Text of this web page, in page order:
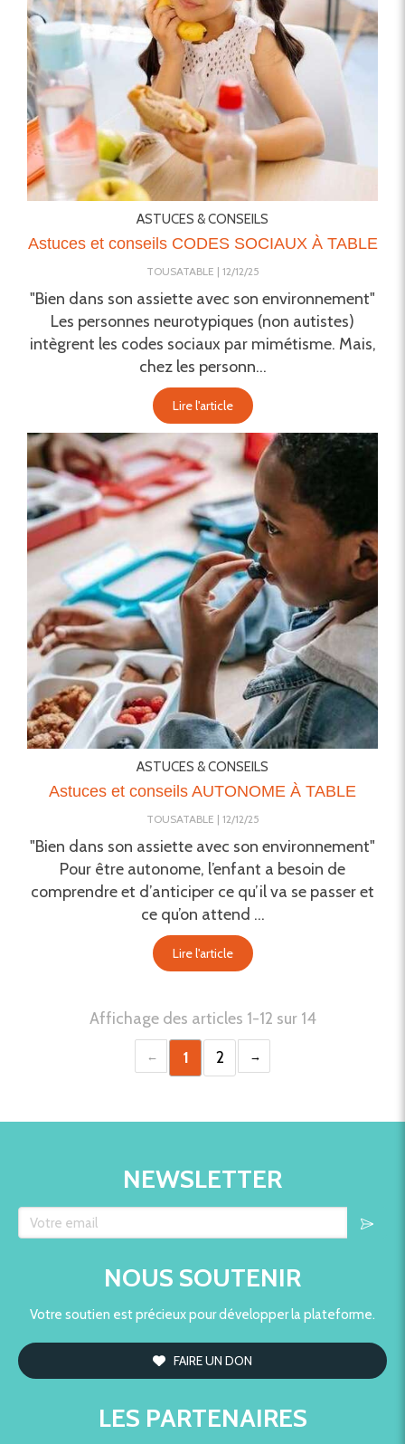
ASTUCES & CONSEILS
Astuces et conseils CODES SOCIAUX À TABLE
TOUSATABLE 12/12/25
"Bien dans son assiette avec son environnement"
Les personnes neurotypiques (non autistes)
intègrent les codes sociaux par mimétisme. Mais,
chez les personn...
Lire l'article
ASTUCES & CONSEILS
Astuces et conseils AUTONOME À TABLE
TOUSATABLE 12/12/25
"Bien dans son assiette avec son environnement"
Pour être autonome, l’enfant a besoin de
comprendre et d’anticiper ce qu’il va se passer et
ce qu’on attend ...
Lire l'article
Affichage des articles 1-12 sur 14
1
2
NEWSLETTER
Votre email
NOUS SOUTENIR
Votre soutien est précieux pour développer la plateforme.
FAIRE UN DON
LES PARTENAIRES